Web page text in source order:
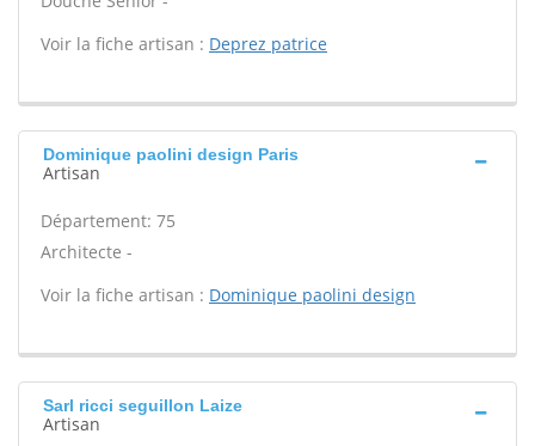
Voir la fiche artisan : Deprez patrice
Dominique paolini design Paris
Artisan
Département: 75
Architecte -
Voir la fiche artisan : Dominique paolini design
Sarl ricci seguillon Laize
Artisan